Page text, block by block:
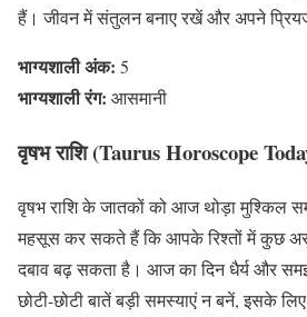
हैं। जीवन में संतुलन बनाए रखें और अपने
भाग्यशाली अंक: 5
भाग्यशाली रंग: आसमानी
वृषभ राशि (Taurus Horoscope
वृषभ राशि के जातकों को आज थोड़ा मुश्किल
महसूस कर सकते हैं कि आपके रिश्तों में कुछ
दबाव बढ़ सकता है। आज का दिन धैर्य और
छोटी-छोटी बातें बड़ी समस्याएं न बनें, इसके